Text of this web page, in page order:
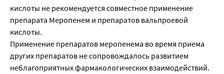
кислоты не рекомендуется совместное применение
препарата Меропенем и препаратов вальпроевой
кислоты.
Применение препаратов меропенема во время приема
других препаратов не сопровождалось развитием
неблагоприятных фармакологических взаимодействий.